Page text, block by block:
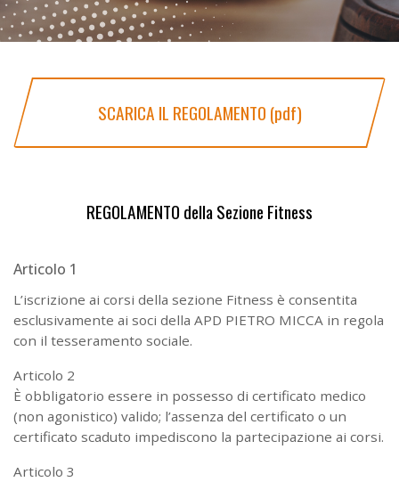
SCARICA IL REGOLAMENTO (pdf)
REGOLAMENTO della Sezione Fitness
Articolo 1
L’iscrizione ai corsi della sezione Fitness è consentita
esclusivamente ai soci della APD PIETRO MICCA in regola
con il tesseramento sociale.
Articolo 2
È obbligatorio essere in possesso di certificato medico
(non agonistico) valido; l’assenza del certificato o un
certificato scaduto impediscono la partecipazione ai corsi.
Articolo 3